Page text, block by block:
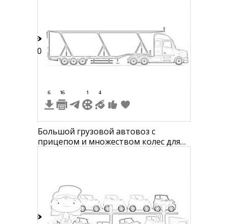
30
6 16 1 4
Большой грузовой автовоз с
прицепом и множеством колес для